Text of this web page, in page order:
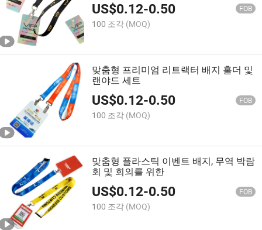
US$0.12-0.50 FOB
100 조각 (MOQ)
맞춤형 프리미엄 리트랙터 배지 홀더 및
랜야드 세트
US$0.12-0.50 FOB
100 조각 (MOQ)
맞춤형 플라스틱 이벤트 배지, 무역 박람
회 및 회의를 위한
US$0.12-0.50 FOB
100 조각 (MOQ)